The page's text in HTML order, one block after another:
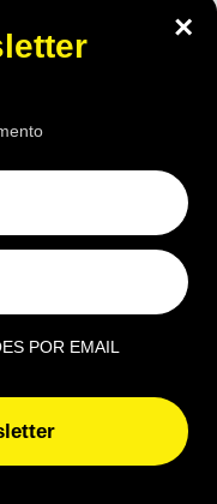
afetou mais de
e muitos
do turismo
×
POR EMAIL